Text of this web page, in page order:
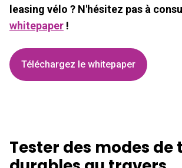
leasing vélo ? N'hésitez pas à
whitepaper !
Téléchargez le whitepaper
Tester des modes